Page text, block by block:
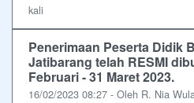
kali
Penerimaan Peserta Didik
Jatibarang telah RESMI
Februari - 31 Maret 2023.
16/02/2023 08:27 - Oleh R. Nia